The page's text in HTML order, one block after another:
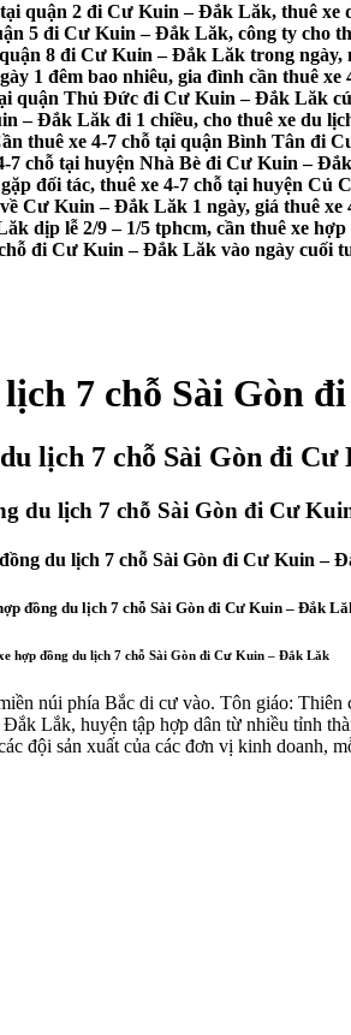
quận 2 đi Cư Kuin – Đắk Lăk, thuê
5 đi Cư Kuin – Đắk Lăk, công ty cho
8 đi Cư Kuin – Đắk Lăk trong
1 đêm bao nhiêu, gia đình cần thuê
quận Thủ Đức đi Cư Kuin – Đắk Lăk
– Đắk Lăk đi 1 chiều, cho thuê xe du
thuê xe 4-7 chỗ tại quận Bình Tân đi
chỗ tại huyện Nhà Bè đi Cư Kuin –
đối tác, thuê xe 4-7 chỗ tại huyện
Cư Kuin – Đắk Lăk 1 ngày, giá thuê
dịp lễ 2/9 – 1/5 tphcm, cần thuê xe
đi Cư Kuin – Đắk Lăk vào ngày cuối
7 chỗ Sài Gòn
lịch 7 chỗ Sài Gòn đi
du lịch 7 chỗ Sài Gòn đi Cư
du lịch 7 chỗ Sài Gòn đi Cư Kuin –
đồng du lịch 7 chỗ Sài Gòn đi Cư Kuin – Đắk
hợp đồng du lịch 7 chỗ Sài Gòn đi Cư Kuin – Đắk Lăk
núi phía Bắc di cư vào. Tôn giáo:
Lắk, huyện tập hợp dân từ nhiều tỉnh
đội sản xuất của các đơn vị kinh doanh,